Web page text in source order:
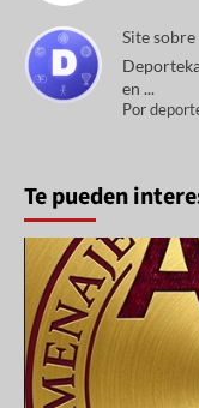
Site
en ...
Por
Te pueden